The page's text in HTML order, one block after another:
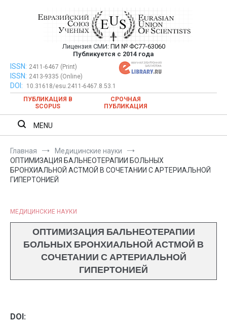
Евразийский Союз Ученых —
публикация научных статей в
ежемесячном научном журнале
Лицензия СМИ: ПИ № ФС77-63060
Публикуется с 2014 года
Евразийский Союз Ученых — публикация научных статей в
ежемесячном научном журнале
ISSN: 2411-6467 (Print)
ISSN: 2413-9335 (Online)
DOI:
10.31618/esu.2411-6467.8.53.1
ПУБЛИКАЦИЯ В
SCOPUS
СРОЧНАЯ
ПУБЛИКАЦИЯ
MENU
Главная
Медицинские науки
ОПТИМИЗАЦИЯ БАЛЬНЕОТЕРАПИИ БОЛЬНЫХ
БРОНХИАЛЬНОЙ АСТМОЙ В СОЧЕТАНИИ С АРТЕРИАЛЬНОЙ
ГИПЕРТОНИЕЙ
МЕДИЦИНСКИЕ НАУКИ
ОПТИМИЗАЦИЯ БАЛЬНЕОТЕРАПИИ
БОЛЬНЫХ БРОНХИАЛЬНОЙ АСТМОЙ В
СОЧЕТАНИИ С АРТЕРИАЛЬНОЙ
ГИПЕРТОНИЕЙ
DOI: